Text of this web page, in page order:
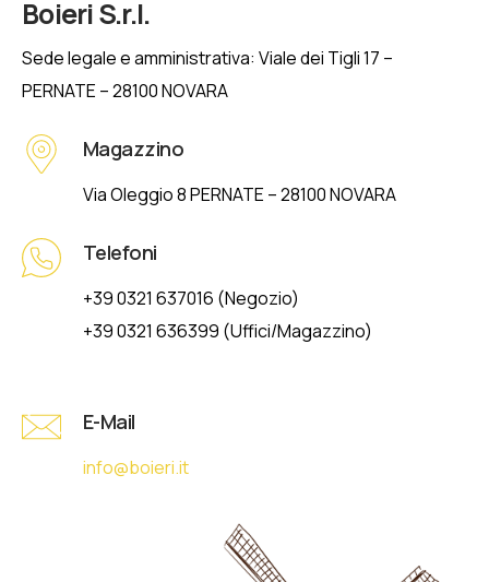
Boieri S.r.l.
Sede legale e amministrativa: Viale dei Tigli 17 –
PERNATE – 28100 NOVARA
Magazzino
Via Oleggio 8 PERNATE – 28100 NOVARA
Telefoni
+39 0321 637016 (Negozio)
+39 0321 636399 (Uffici/Magazzino)
E-Mail
info@boieri.it